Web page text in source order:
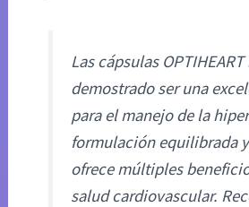
Las cápsulas OPTIHEART
demostrado ser una
para el manejo de la
formulación equilibrada
ofrece múltiples
salud cardiovascular.